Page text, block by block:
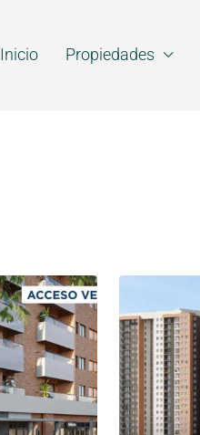
Inicio Propiedades